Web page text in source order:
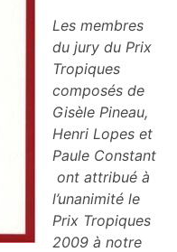
Les membres
du jury du Prix
Tropiques
composés de
Gisèle Pineau,
Henri Lopes et
Paule Constant
ont attribué à
l’unanimité le
Prix Tropiques
2009 à notre